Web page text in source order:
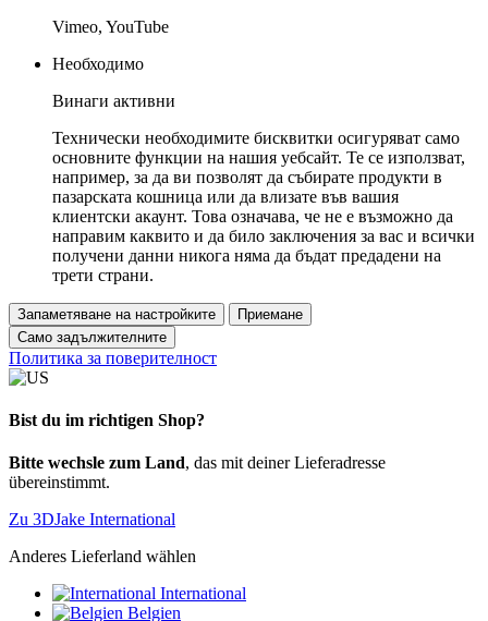
Vimeo, YouTube
Необходимо
Винаги активни
Технически необходимите бисквитки осигуряват само
основните функции на нашия уебсайт. Те се използват,
например, за да ви позволят да събирате продукти в
пазарската кошница или да влизате във вашия
клиентски акаунт. Това означава, че не е възможно да
направим каквито и да било заключения за вас и всички
получени данни никога няма да бъдат предадени на
трети страни.
Запаметяване на настройките
Приемане
Само задължителните
Политика за поверителност
Bist du im richtigen Shop?
Bitte wechsle zum Land, das mit deiner Lieferadresse
übereinstimmt.
Zu 3DJake International
Anderes Lieferland wählen
International
Belgien